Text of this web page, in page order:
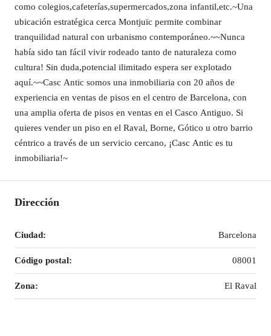
como colegios,cafeterías,supermercados,zona infantil,etc.~Una
ubicación estratégica cerca Montjuïc permite combinar
tranquilidad natural con urbanismo contemporáneo.~~Nunca
había sido tan fácil vivir rodeado tanto de naturaleza como
cultura! Sin duda,potencial ilimitado espera ser explotado
aquí.~~Casc Antic somos una inmobiliaria con 20 años de
experiencia en ventas de pisos en el centro de Barcelona, con
una amplia oferta de pisos en ventas en el Casco Antiguo. Si
quieres vender un piso en el Raval, Borne, Gótico u otro barrio
céntrico a través de un servicio cercano, ¡Casc Antic es tu
inmobiliaria!~
Dirección
Ciudad: Barcelona
Código postal: 08001
Zona: El Raval